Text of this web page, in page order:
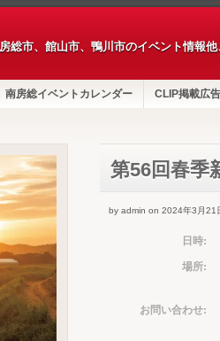
総市、館山市、鴨川市のイベント情報
南房総イベントカレンダー CLIP掲載広告
第56回春季
by admin on 2024年3月21
日時:
場所:
お問い合わせ: